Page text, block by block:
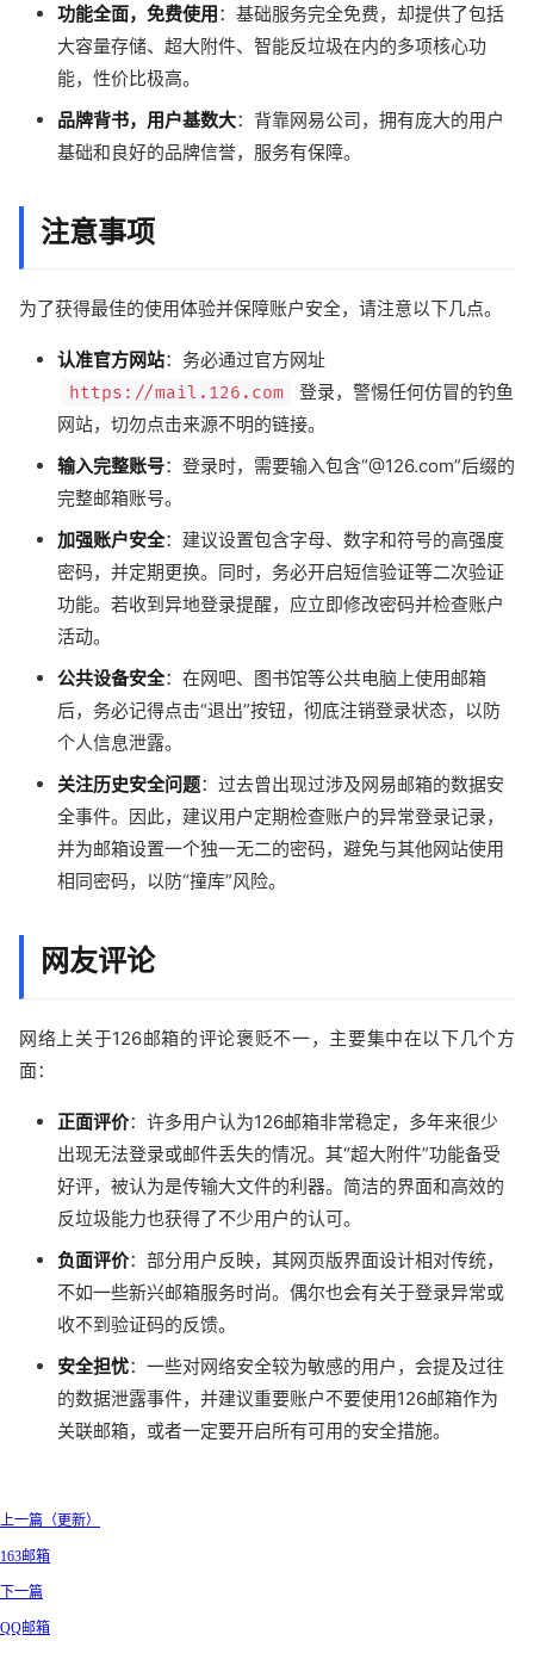
功能全面，免费使用：基础服务完全免费，却提供了包括
大容量存储、超大附件、智能反垃圾在内的多项核心功
能，性价比极高。
品牌背书，用户基数大：背靠网易公司，拥有庞大的用户
基础和良好的品牌信誉，服务有保障。
注意事项
为了获得最佳的使用体验并保障账户安全，请注意以下几点。
认准官方网站：务必通过官方网址
https://mail.126.com
登录，警惕任何仿冒的钓鱼
网站，切勿点击来源不明的链接。
输入完整账号：登录时，需要输入包含“@126.com”后缀的
完整邮箱账号。
加强账户安全：建议设置包含字母、数字和符号的高强度
密码，并定期更换。同时，务必开启短信验证等二次验证
功能。若收到异地登录提醒，应立即修改密码并检查账户
活动。
公共设备安全：在网吧、图书馆等公共电脑上使用邮箱
后，务必记得点击“退出”按钮，彻底注销登录状态，以防
个人信息泄露。
关注历史安全问题：过去曾出现过涉及网易邮箱的数据安
全事件。因此，建议用户定期检查账户的异常登录记录，
并为邮箱设置一个独一无二的密码，避免与其他网站使用
相同密码，以防“撞库”风险。
网友评论
网络上关于126邮箱的评论褒贬不一，主要集中在以下几个方
面：
正面评价：许多用户认为126邮箱非常稳定，多年来很少
出现无法登录或邮件丢失的情况。其“超大附件”功能备受
好评，被认为是传输大文件的利器。简洁的界面和高效的
反垃圾能力也获得了不少用户的认可。
负面评价：部分用户反映，其网页版界面设计相对传统，
不如一些新兴邮箱服务时尚。偶尔也会有关于登录异常或
收不到验证码的反馈。
安全担忧：一些对网络安全较为敏感的用户，会提及过往
的数据泄露事件，并建议重要账户不要使用126邮箱作为
关联邮箱，或者一定要开启所有可用的安全措施。
上一篇（更新）
163邮箱
下一篇
QQ邮箱